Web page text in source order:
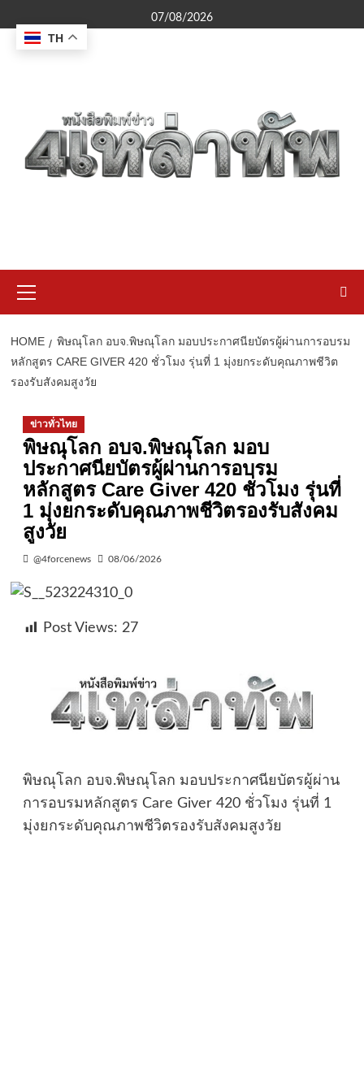
to
content
07/08/2026
Menu
HOME
พิษณุโลก อบจ.พิษณุโลก มอบประกาศนียบัตรผู้ผ่านการอบรม
หลักสูตร CARE GIVER 420 ชั่วโมง รุ่นที่ 1 มุ่งยกระดับคุณภาพชีวิต
รองรับสังคมสูงวัย
ข่าวทั่วไทย
พิษณุโลก อบจ.พิษณุโลก มอบ
ประกาศนียบัตรผู้ผ่านการอบรม
หลักสูตร Care Giver 420 ชั่วโมง รุ่นที่
1 มุ่งยกระดับคุณภาพชีวิตรองรับสังคม
สูงวัย
@4forcenews 08/06/2026
Post Views: 27
พิษณุโลก อบจ.พิษณุโลก มอบประกาศนียบัตรผู้ผ่าน
การอบรมหลักสูตร Care Giver 420 ชั่วโมง รุ่นที่ 1
มุ่งยกระดับคุณภาพชีวิตรองรับสังคมสูงวัย
TH